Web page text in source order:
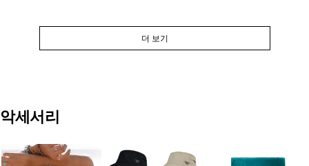
더 보기
악세서리